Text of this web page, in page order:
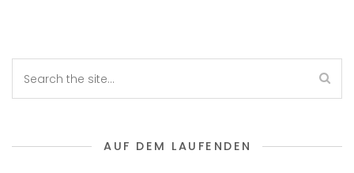
AUF DEM LAUFENDEN